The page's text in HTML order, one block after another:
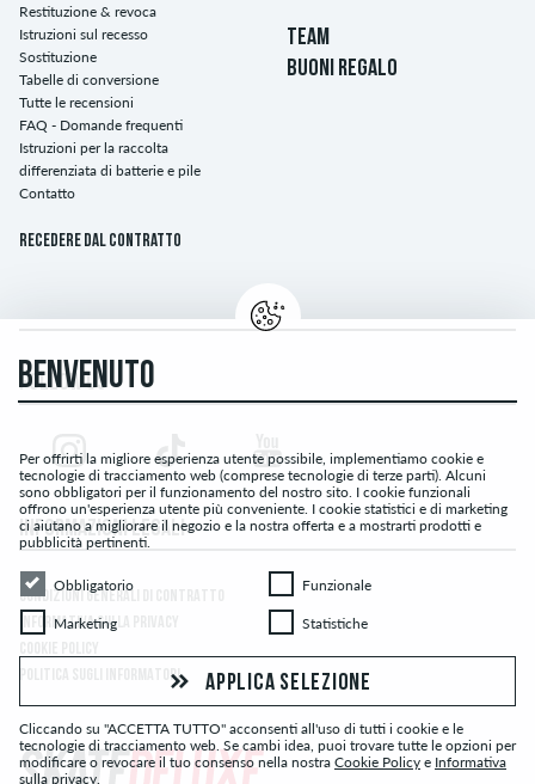
Restituzione & revoca
Istruzioni sul recesso
Sostituzione
Tabelle di conversione
Tutte le recensioni
FAQ - Domande frequenti
Istruzioni per la raccolta
differenziata di batterie e pile
Contatto
Recedere dal contratto
TEAM
BUONI REGALO
FOLLOW US
INFORMAZIONI LEGALI
CONDIZIONI GENERALI DI CONTRATTO
INFORMATIVA SULLA PRIVACY
POLITICA SUGLI INFORMATORI
BENVENUTO
Per offrirti la migliore esperienza utente possibile, implementiamo cookie e
tecnologie di tracciamento web (comprese tecnologie di terze parti). Alcuni
sono obbligatori per il funzionamento del nostro sito. I cookie funzionali
offrono un'esperienza utente più conveniente. I cookie statistici e di marketing
ci aiutano a migliorare il negozio e la nostra offerta e a mostrarti prodotti e
pubblicità pertinenti.
Obbligatorio
Obbligatorio FunzionaleFunzionale
MarketingMarketing StatisticheStatistiche
APPLICA SELEZIONE
Cliccando su "ACCETTA TUTTO" acconsenti all'uso di tutti i cookie e le
tecnologie di tracciamento web. Se cambi idea, puoi trovare tutte le opzioni per
modificare o revocare il tuo consenso nella nostra Cookie Policy e Informativa
sulla privacy.